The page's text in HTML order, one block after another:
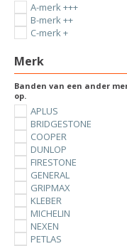
A-merk +++
B-merk ++
C-merk +
Merk
Banden van een ander
op.
APLUS
BRIDGESTONE
COOPER
DUNLOP
FIRESTONE
GENERAL
GRIPMAX
KLEBER
MICHELIN
NEXEN
PETLAS